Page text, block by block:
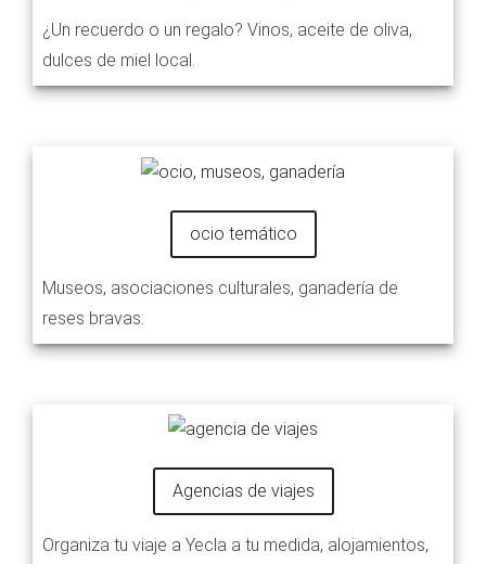
¿Un recuerdo o un regalo? Vinos, aceite de oliva,
dulces de miel local.
ocio temático
Museos, asociaciones culturales, ganadería de
reses bravas.
Agencias de viajes
Organiza tu viaje a Yecla a tu medida, alojamientos,